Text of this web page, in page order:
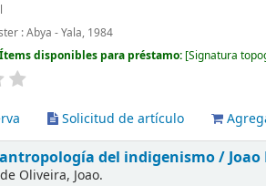
: Abya - Yala, 1984
Ítems disponibles para préstamo: Signatura
Solicitud de artículo
del indigenismo /
Oliveira, Joao.